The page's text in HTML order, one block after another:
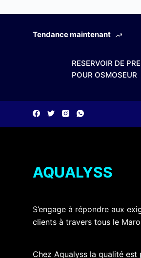
Tendance maintenant
RESERVOIR DE
POUR OSMOSEUR
AQUALYSS
S’engage à répondre aux
clients à travers tous le
Chez Aqualyss la qualité